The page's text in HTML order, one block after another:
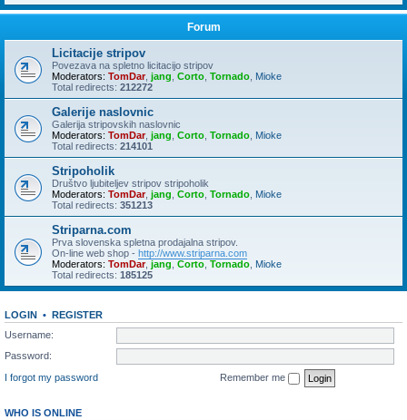
Forum
Licitacije stripov
Povezava na spletno licitacijo stripov
Moderators: TomDar, jang Corto Tornado Mioke
Total redirects: 212272
Galerije naslovnic
Galerija stripovskih naslovnic
Moderators: TomDar, jang Corto Tornado Mioke
Total redirects: 214101
Stripoholik
Društvo ljubiteljev stripov stripoholik
Moderators: TomDar, jang Corto Tornado Mioke
Total redirects: 351213
Striparna.com
Prva slovenska spletna prodajalna stripov.
On-line web shop - http://www.striparna.com
Moderators: TomDar, jang Corto Tornado Mioke
Total redirects: 185125
LOGIN • REGISTER
Username:
Password:
I forgot my password
Remember me
WHO IS ONLINE